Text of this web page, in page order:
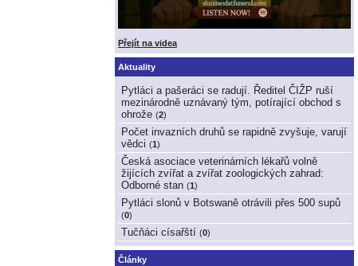
Přejít na videa
Aktuality
Pytláci a pašeráci se radují. Ředitel ČIŽP ruší
mezinárodně uznávaný tým, potírající obchod s
ohrože (2)
Počet invazních druhů se rapidně zvyšuje, varují
vědci (1)
Česká asociace veterinárních lékařů volně
žijících zvířat a zvířat zoologických zahrad:
Odborné stan (1)
Pytláci slonů v Botswaně otrávili přes 500 supů
(0)
Tučňáci císařští (0)
Články